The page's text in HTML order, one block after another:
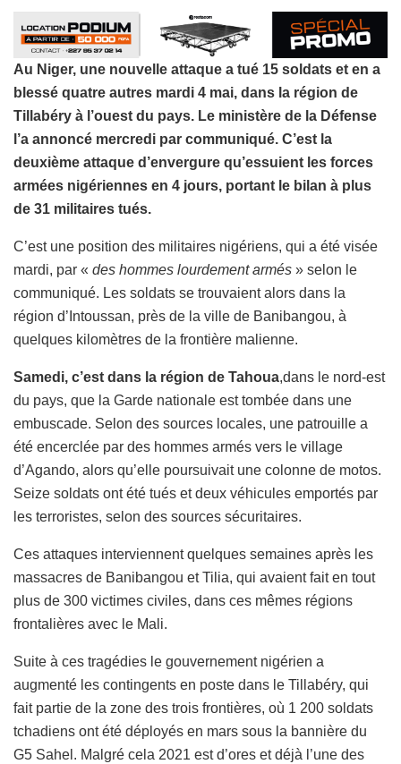
Au Niger, une nouvelle attaque a tué 15 soldats et en a
blessé quatre autres mardi 4 mai, dans la région de
Tillabéry à l’ouest du pays. Le ministère de la Défense
l’a annoncé mercredi par communiqué. C’est la
deuxième attaque d’envergure qu’essuient les forces
armées nigériennes en 4 jours, portant le bilan à plus
de 31 militaires tués.
C’est une position des militaires nigériens, qui a été visée
mardi, par « des hommes lourdement armés » selon le
communiqué. Les soldats se trouvaient alors dans la
région d’Intoussan, près de la ville de Banibangou, à
quelques kilomètres de la frontière malienne.
Samedi, c’est dans la région de Tahoua,dans le nord-est
du pays, que la Garde nationale est tombée dans une
embuscade. Selon des sources locales, une patrouille a
été encerclée par des hommes armés vers le village
d’Agando, alors qu’elle poursuivait une colonne de motos.
Seize soldats ont été tués et deux véhicules emportés par
les terroristes, selon des sources sécuritaires.
Ces attaques interviennent quelques semaines après les
massacres de Banibangou et Tilia, qui avaient fait en tout
plus de 300 victimes civiles, dans ces mêmes régions
frontalières avec le Mali.
Suite à ces tragédies le gouvernement nigérien a
augmenté les contingents en poste dans le Tillabéry, qui
fait partie de la zone des trois frontières, où 1 200 soldats
tchadiens ont été déployés en mars sous la bannière du
G5 Sahel. Malgré cela 2021 est d’ores et déjà l’une des